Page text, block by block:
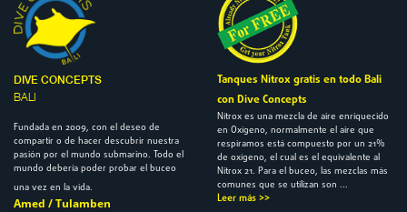
DIVE CONCEPTS
BALI
Fundada en 2009, con el deseo de
compartir o de hacer descubrir nuestra
pasión por el mundo submarino. Todo el
mundo debería poder probar el buceo
una vez en la vida.
Amed / Tulamben
Tanques Nitrox gratis en todo Bali
con Dive Concepts
Nitrox es una mezcla de aire enriquecido
en Oxígeno, normalmente el aire que
respiramos está compuesto por un 21%
de oxígeno, el cual es el equivalente al
Nitrox 21. Para el buceo, las mezclas más
comunes que se utilizan son ...
Leer más >>